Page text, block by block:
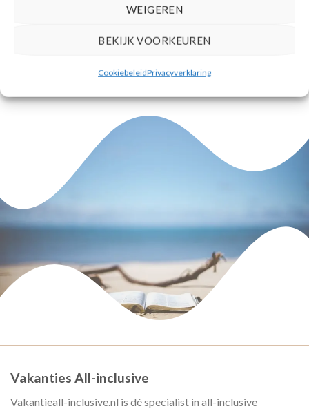
WEIGEREN
BEKIJK VOORKEUREN
CookiebeleidPrivacyverklaring
Daarnaast ben ik verrast door de rijke inhoud en
heeft.
Vakanties All-inclusive
Vakantieall-inclusive.nl is dé specialist in all-inclusive